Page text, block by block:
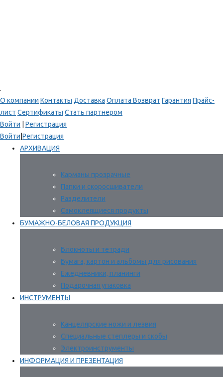
.
О компании Контакты Доставка Оплата Возврат Гарантия Прайс-
лист Сертификаты Стать партнером
Войти
Регистрация
Войти Регистрация
АРХИВАЦИЯ
Карманы прозрачные
Папки и скоросшиватели
Разделители
Самоклеящиеся продукты
БУМАЖНО-БЕЛОВАЯ ПРОДУКЦИЯ
Блокноты и тетради
Бумага, картон и альбомы для рисования
Ежедневники, планинги
Подарочная упаковка
ИНСТРУМЕНТЫ
Канцелярские ножи и лезвия
Специальные степлеры и скобы
Электроинструменты
ИНФОРМАЦИЯ И ПРЕЗЕНТАЦИЯ